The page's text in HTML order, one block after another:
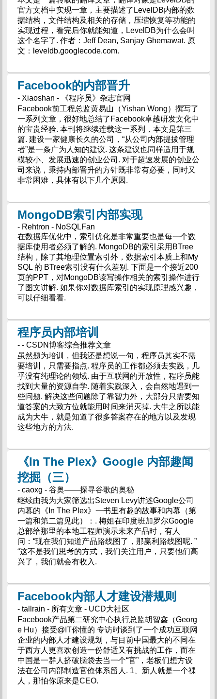
官方文档中实现一章，主要描述了LevelDB内部的数
据结构，文件结构及相关的存储，压缩恢复等功能的
实现过程，看完后你就能知道，LevelDB为什么会叫
这个名字了. 作者：Jeff Dean, Sanjay Ghemawat. 原
文：leveldb.googlecode.com.
Facebook的内部晋升
- Xiaoshan - 《程序员》杂志官网
Facebook前工程总监黄易山（Yishan Wong）撰写了
一系列文章，很好地总结了Facebook卓越研发文化中
的宝贵经验. 本刊将继续连载这一系列，本文是第三
篇. 建设一家健康长久的公司，“从公司内部提拔管理
者”是一条广为人知的建议. 这条建议也同样适用于规
模较小、发展迅速的创业公司. 对于超速发展的创业公
司来说，秉持内部晋升的方针既非常有必要，同时又
非常困难，具体有以下几个原因.
MongoDB索引内部实现
- Rehtron - NoSQLFan
在数据库优化中，索引优化是非常重要也是每一个数
据库使用者必须了解的. MongoDB的索引采用BTree
结构，除了其地理位置索引外，数据索引本质上和My
SQL 的 BTree索引没有什么差别. 下面是一个接近200
页的PPT，对MongoDB读写操作相关的索引操作进行
了图文讲解. 如果你对数据库索引的实现原理感兴趣，
可以仔细看看.
程序员内部培训
- - CSDN博客综合推荐文章
虽然题为培训，但我还是想说一句，程序员其实不需
要培训，只需要指点. 程序员的工作都必须去实践，几
乎没有纯理论的领域. 由于互联网的开放性，程序员能
找到大量的资源自学. 随着实践深入，会自然地遇到一
些问题. 解决这些问题除了靠智力外，大部分只需要知
道答案的大致方位就能用时间来消灭掉. 大牛之所以能
成为大牛，就是知道了很多答案存在的地方以及发现
这些地方的方法.
《In The Plex》Google 内部趣闻
挖掘（三）
- caoxg - 谷奥——探寻谷歌的奥秘
继续由我为大家筛选出Steven Levy讲述Google公司
内幕的《In The Plex》一书里有趣的故事和内幕（第
一篇和第二篇见此）：. 梅姐在印度班加罗尔Google
总部给那里的本地工程师演示未来产品时，有人
问：“现在我们知道产品路线图了，那赢利路线图呢. ”
“这不是我们思考的方式，我们关注用户，只要他们高
兴了，我们就会有收入.
Facebook内部人才建设潜规则
- tallrain - 所有文章 - UCD大社区
Facebook产品第二研究中心执行总监胡智鑫（Georg
e Hu）接受@IT你懂的 专访时谈到了一个成功互联网
企业的内部人才建设规划，与目前中国最大的不同在
于西方人更喜欢创造一份舒适又有挑战的工作，而在
中国是一群人挤破脑袋去当一个“官”，老板们想方设
法在公司内部制造官僚体系留人. 1、新人就是一个祼
人，那怕你原来是CEO.